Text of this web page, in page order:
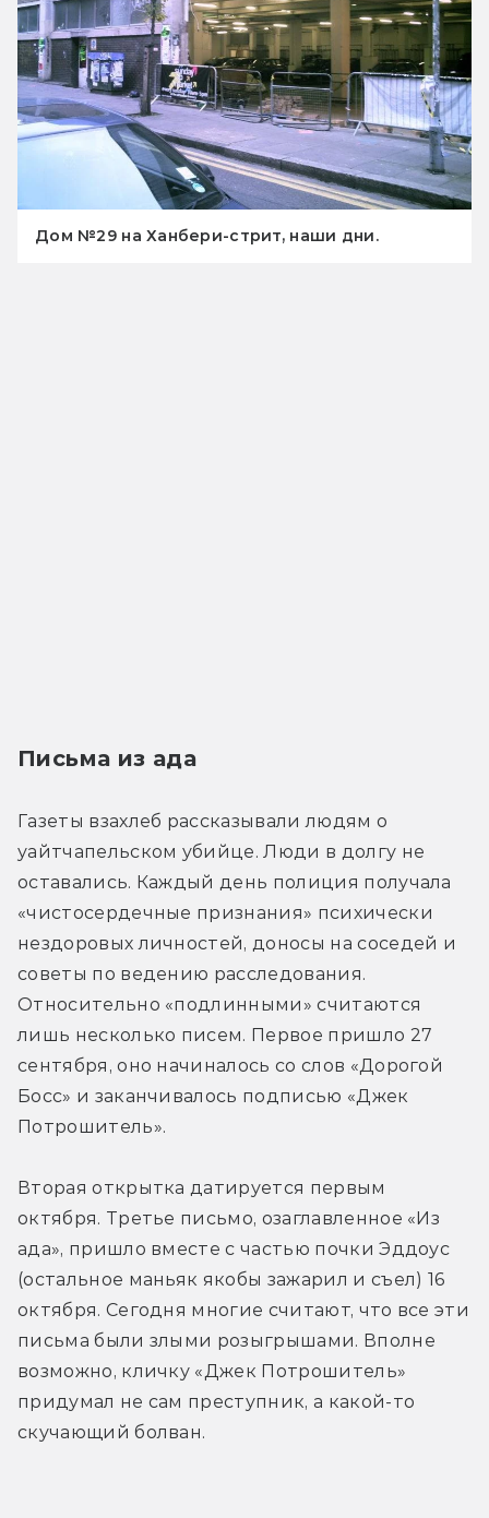
Дом №29 на Ханбери-стрит, наши дни.
Письма из ада
Газеты взахлеб рассказывали людям о
уайтчапельском убийце. Люди в долгу не
оставались. Каждый день полиция получала
«чистосердечные признания» психически
нездоровых личностей, доносы на соседей и
советы по ведению расследования.
Относительно «подлинными» считаются
лишь несколько писем. Первое пришло 27
сентября, оно начиналось со слов «Дорогой
Босс» и заканчивалось подписью «Джек
Потрошитель».
Вторая открытка датируется первым
октября. Третье письмо, озаглавленное «Из
ада», пришло вместе с частью почки Эддоус
(остальное маньяк якобы зажарил и съел) 16
октября. Сегодня многие считают, что все эти
письма были злыми розыгрышами. Вполне
возможно, кличку «Джек Потрошитель»
придумал не сам преступник, а какой-то
скучающий болван.